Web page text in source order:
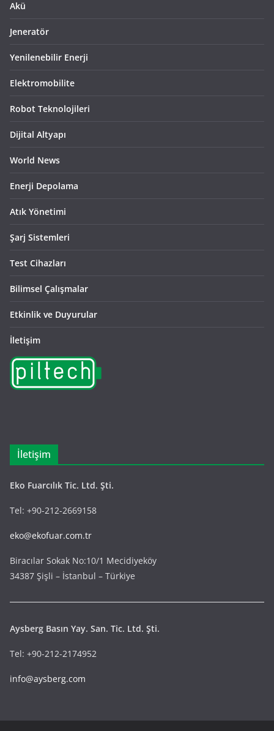
Akü
Jeneratör
Yenilenebilir Enerji
Elektromobilite
Robot Teknolojileri
Dijital Altyapı
World News
Enerji Depolama
Atık Yönetimi
Şarj Sistemleri
Test Cihazları
Bilimsel Çalışmalar
Etkinlik ve Duyurular
İletişim
İletişim
Eko Fuarcılık Tic. Ltd. Şti.
Tel: +90-212-2669158
eko@ekofuar.com.tr
Biracılar Sokak No:10/1 Mecidiyeköy
34387 Şişli – İstanbul – Türkiye
Aysberg Basın Yay. San. Tic. Ltd. Şti.
Tel: +90-212-2174952
info@aysberg.com